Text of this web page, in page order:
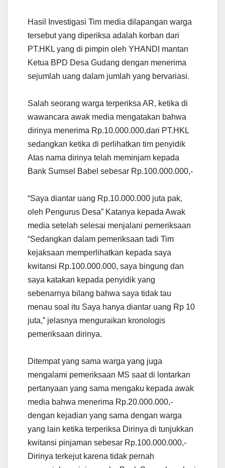
Hasil Investigasi Tim media dilapangan warga
tersebut yang diperiksa adalah korban dari
PT.HKL yang di pimpin oleh YHANDI mantan
Ketua BPD Desa Gudang dengan menerima
sejumlah uang dalam jumlah yang bervariasi.
Salah seorang warga terperiksa AR, ketika di
wawancara awak media mengatakan bahwa
dirinya menerima Rp.10.000.000,dari PT.HKL
sedangkan ketika di perlihatkan tim penyidik
Atas nama dirinya telah meminjam kepada
Bank Sumsel Babel sebesar Rp.100.000.000,-
“Saya diantar uang Rp.10.000.000 juta pak,
oleh Pengurus Desa” Katanya kepada Awak
media setelah selesai menjalani pemeriksaan
“Sedangkan dalam pemeriksaan tadi Tim
kejaksaan memperlihatkan kepada saya
kwitansi Rp.100.000.000, saya bingung dan
saya katakan kepada penyidik yang
sebenarnya bilang bahwa saya tidak tau
menau soal itu Saya hanya diantar uang Rp 10
juta,” jelasnya menguraikan kronologis
pemeriksaan dirinya.
Ditempat yang sama warga yang juga
mengalami pemeriksaan MS saat di lontarkan
pertanyaan yang sama mengaku kepada awak
media bahwa menerima Rp.20.000.000,-
dengan kejadian yang sama dengan warga
yang lain ketika terperiksa Dirinya di tunjukkan
kwitansi pinjaman sebesar Rp.100.000.000,-
Dirinya terkejut karena tidak pernah